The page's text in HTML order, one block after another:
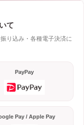
て
り込み・各種電子決済に
PayPay
Pay / Apple Pay